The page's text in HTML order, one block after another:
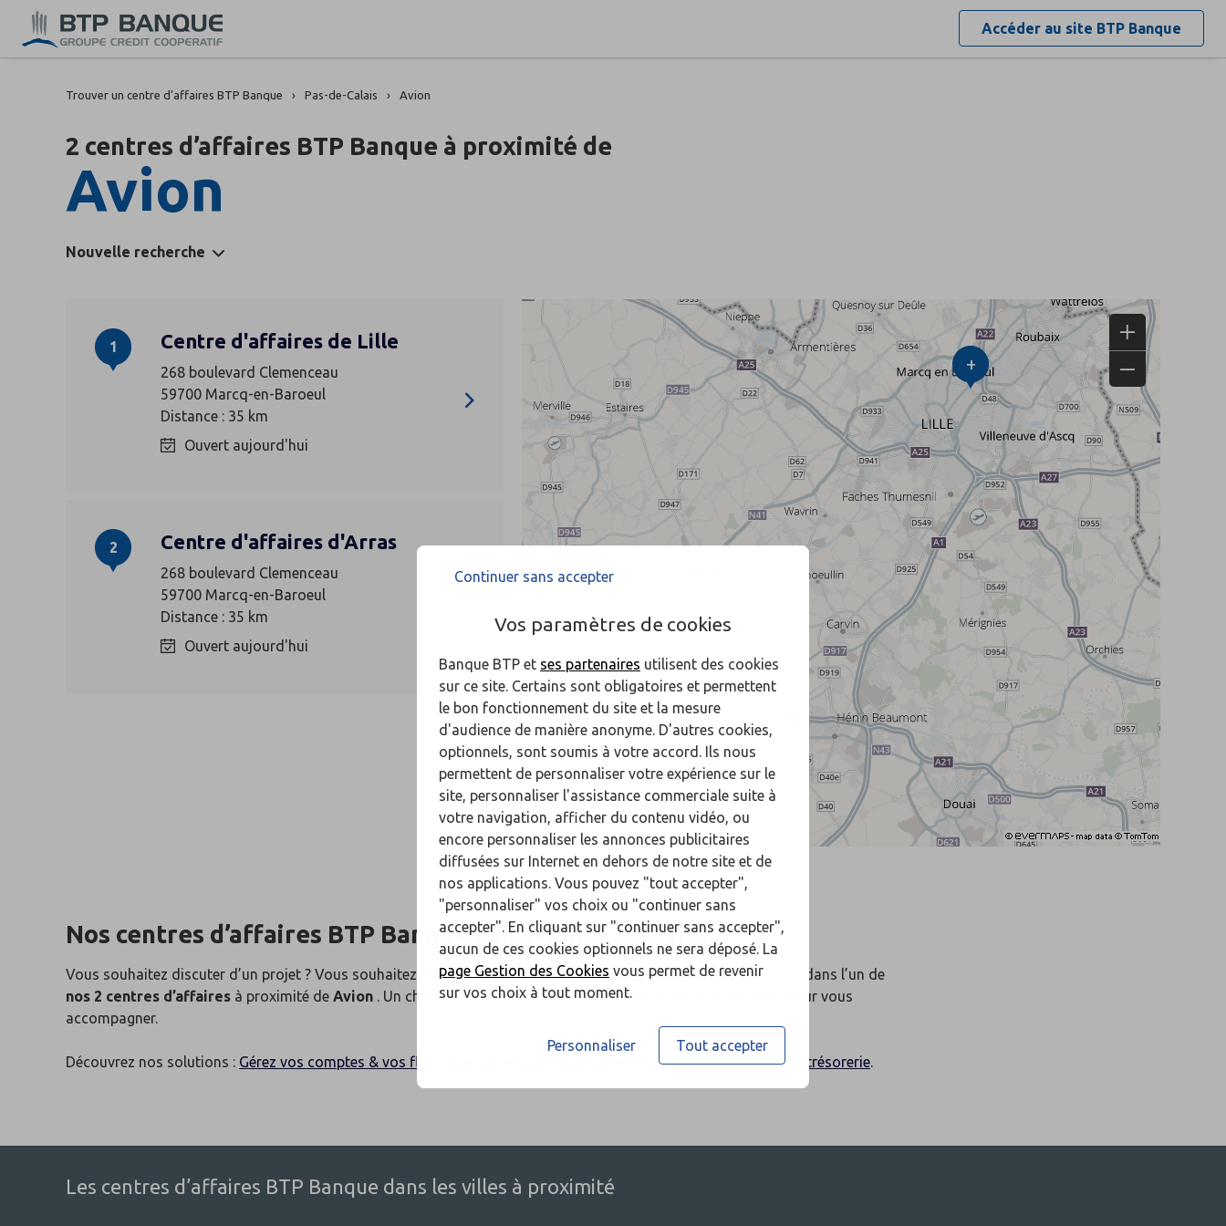
Accéder au site BTP Banque
Trouver un centre d’affaires BTP Banque Pas-de-Calais Avion
2 centres d’affaires BTP Banque à proximité de
Avion
Nouvelle recherche
1 Centre d'affaires de Lille
268 boulevard Clemenceau
59700 Marcq-en-Baroeul
Distance : 35 km
Ouvert aujourd'hui
2 Centre d'affaires d'Arras
268 boulevard Clemenceau
59700 Marcq-en-Baroeul
Distance : 35 km
Ouvert aujourd'hui
+
Nos centres d’affaires BTP Banqueà proximité deAvion
Vous souhaitez discuter d’un projet ? Vous souhaitez des précisions sur nos produits et services ? Rendez-vous dans l’un de
nos 2 centres d’affaires à proximité de Avion . Un chargé d’affaires BTP Banque se tient à votre disposition pour vous
accompagner.
Découvrez nos solutions : Gérez vos comptes & vos flux Financez et optimisez votre trésorerie,Améliorez votre trésorerie.
Les centres d’affaires BTP Banque dans les villes à proximité
Continuer sans accepter
Vos paramètres de cookies
Banque BTP et ses partenaires utilisent des cookies
sur ce site. Certains sont obligatoires et permettent
le bon fonctionnement du site et la mesure
d'audience de manière anonyme. D'autres cookies,
optionnels, sont soumis à votre accord. Ils nous
permettent de personnaliser votre expérience sur le
site, personnaliser l'assistance commerciale suite à
votre navigation, afficher du contenu vidéo, ou
encore personnaliser les annonces publicitaires
diffusées sur Internet en dehors de notre site et de
nos applications. Vous pouvez "tout accepter",
"personnaliser" vos choix ou "continuer sans
accepter". En cliquant sur "continuer sans accepter",
aucun de ces cookies optionnels ne sera déposé. La
page Gestion des Cookies vous permet de revenir
sur vos choix à tout moment.
Personnaliser Tout accepter